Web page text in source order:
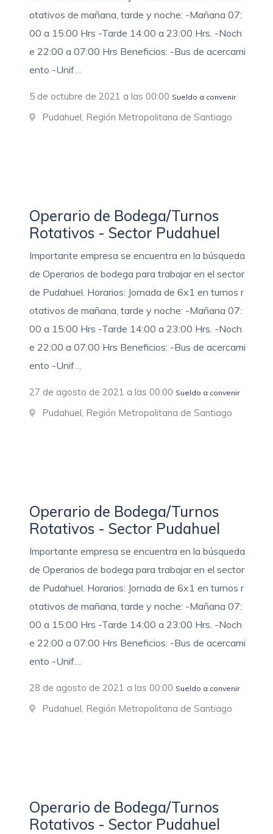
otativos de mañana, tarde y noche: -Mañana 07:
00 a 15:00 Hrs -Tarde 14:00 a 23:00 Hrs. -Noch
e 22:00 a 07:00 Hrs Beneficios: -Bus de acercami
ento -Unif…
5 de octubre de 2021 a las 00:00 Sueldo a convenir
Pudahuel, Región Metropolitana de Santiago
Operario de Bodega/Turnos
Rotativos - Sector Pudahuel
Importante empresa se encuentra en la búsqueda
de Operarios de bodega para trabajar en el sector
de Pudahuel. Horarios: Jornada de 6x1 en turnos r
otativos de mañana, tarde y noche: -Mañana 07:
00 a 15:00 Hrs -Tarde 14:00 a 23:00 Hrs. -Noch
e 22:00 a 07:00 Hrs Beneficios: -Bus de acercami
ento -Unif…
27 de agosto de 2021 a las 00:00 Sueldo a convenir
Pudahuel, Región Metropolitana de Santiago
Operario de Bodega/Turnos
Rotativos - Sector Pudahuel
Importante empresa se encuentra en la búsqueda
de Operarios de bodega para trabajar en el sector
de Pudahuel. Horarios: Jornada de 6x1 en turnos r
otativos de mañana, tarde y noche: -Mañana 07:
00 a 15:00 Hrs -Tarde 14:00 a 23:00 Hrs. -Noch
e 22:00 a 07:00 Hrs Beneficios: -Bus de acercami
ento -Unif…
28 de agosto de 2021 a las 00:00 Sueldo a convenir
Pudahuel, Región Metropolitana de Santiago
Operario de Bodega/Turnos
Rotativos - Sector Pudahuel